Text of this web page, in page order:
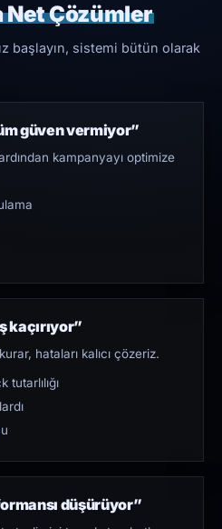
Çözümler
başlayın, sistemi bütün olarak
güven vermiyor”
kampanyayı optimize
kaçırıyor”
hataları kalıcı çözeriz.
düşürüyor”